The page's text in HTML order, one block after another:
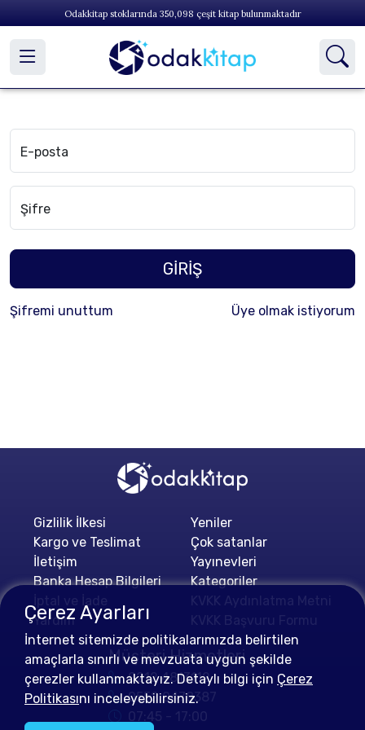
Odakkitap stoklarında 350,098 çeşit kitap bulunmaktadır
E-posta
Şifre
GİRİŞ
Şifremi unuttum Üye olmak istiyorum
Gizlilik İlkesi
Kargo ve Teslimat
İletişim
Banka Hesap Bilgileri
Yardım
Yeniler
Çok satanlar
Yayınevleri
Kategoriler
Müşteri Hizmetleri
0212 4813112
0552 0478387
07:45 - 17:00
Çerez Ayarları
İnternet sitemizde politikalarımızda belirtilen
amaçlarla sınırlı ve mevzuata uygun şekilde
çerezler kullanmaktayız. Detaylı bilgi için Çerez
Politikasını inceleyebilirsiniz.